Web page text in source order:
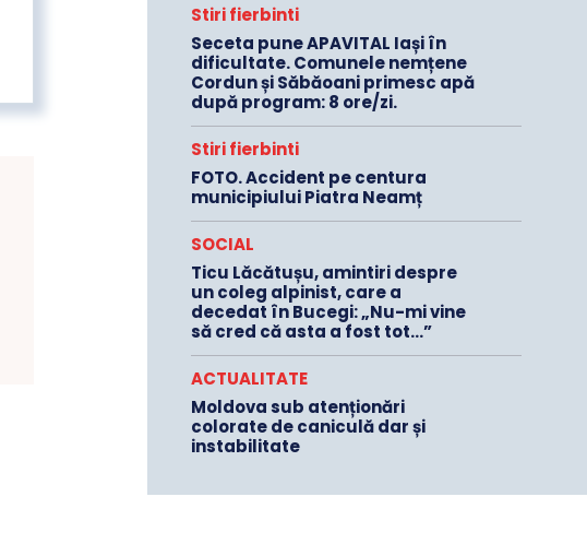
Stiri fierbinti
Seceta pune APAVITAL Iași în
dificultate. Comunele nemțene
Cordun și Săbăoani primesc apă
după program: 8 ore/zi.
Stiri fierbinti
FOTO. Accident pe centura
municipiului Piatra Neamț
SOCIAL
Ticu Lăcătușu, amintiri despre
un coleg alpinist, care a
decedat în Bucegi: „Nu-mi vine
să cred că asta a fost tot…”
ACTUALITATE
Moldova sub atenționări
colorate de caniculă dar și
instabilitate